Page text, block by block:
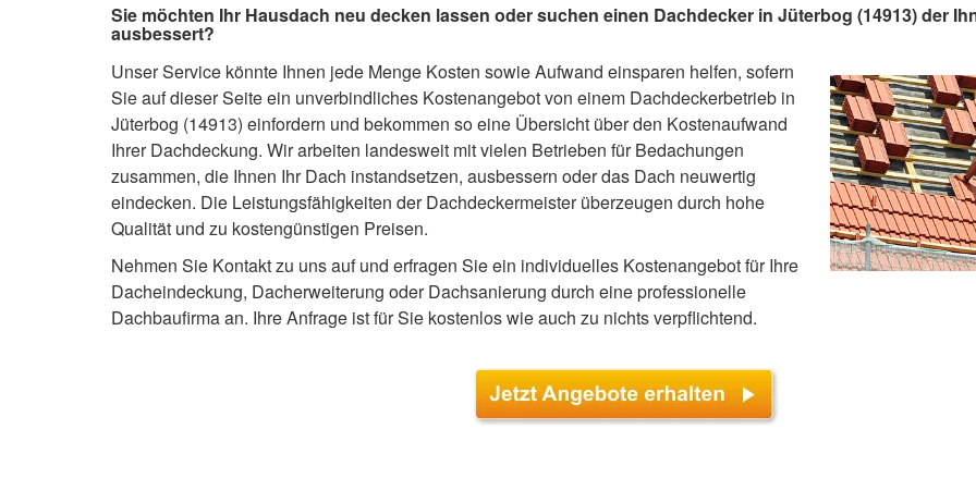
Sie möchten Ihr Hausdach neu decken lassen oder suchen einen Dachdecker in Jüterbog (14913) der
ausbessert?
Unser Service könnte Ihnen jede Menge Kosten sowie Aufwand einsparen helfen, sofern
Sie auf dieser Seite ein unverbindliches Kostenangebot von einem Dachdeckerbetrieb in
Jüterbog (14913) einfordern und bekommen so eine Übersicht über den Kostenaufwand
Ihrer Dachdeckung. Wir arbeiten landesweit mit vielen Betrieben für Bedachungen
zusammen, die Ihnen Ihr Dach instandsetzen, ausbessern oder das Dach neuwertig
eindecken. Die Leistungsfähigkeiten der Dachdeckermeister überzeugen durch hohe
Qualität und zu kostengünstigen Preisen.
Nehmen Sie Kontakt zu uns auf und erfragen Sie ein individuelles Kostenangebot für Ihre
Dacheindeckung, Dacherweiterung oder Dachsanierung durch eine professionelle
Dachbaufirma an. Ihre Anfrage ist für Sie kostenlos wie auch zu nichts verpflichtend.